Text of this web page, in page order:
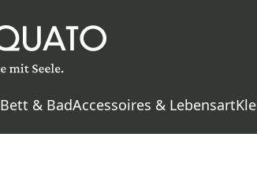
Bett & BadAccessoires & Lebensart